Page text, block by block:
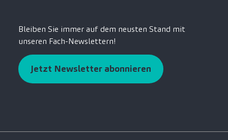
Bleiben Sie immer auf dem neusten Stand mit
unseren Fach-Newslettern!
Jetzt Newsletter abonnieren